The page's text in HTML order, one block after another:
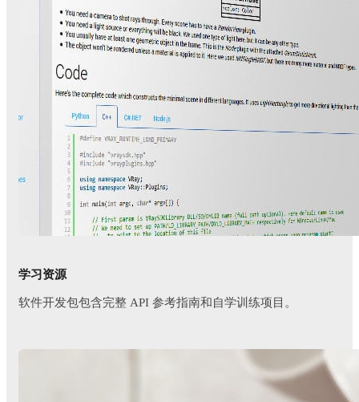
学习资源
软件开发包包含完整 API 参考指南和自学训练项目。